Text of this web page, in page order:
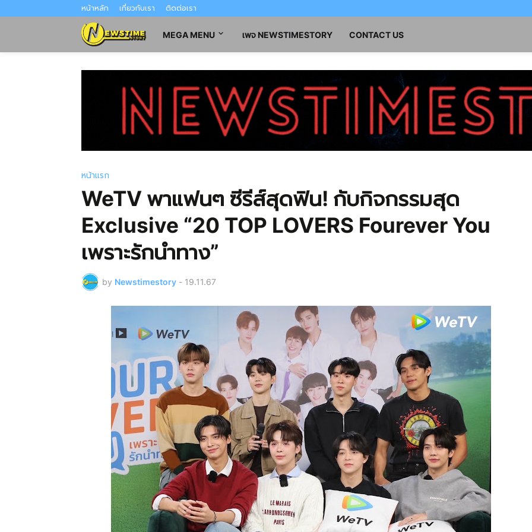
หน้าหลัก เกี่ยวกับเรา ติดต่อเรา
MEGA MENU เพจ NEWSTIMESTORY CONTACT US
หน้าแรก
WeTV พาแฟนๆ ซีรีส์สุดฟิน! กับกิจกรรมสุด
Exclusive “20 TOP LOVERS Fourever You
เพราะรักนำทาง”
by Newstimestory - 19.11.67